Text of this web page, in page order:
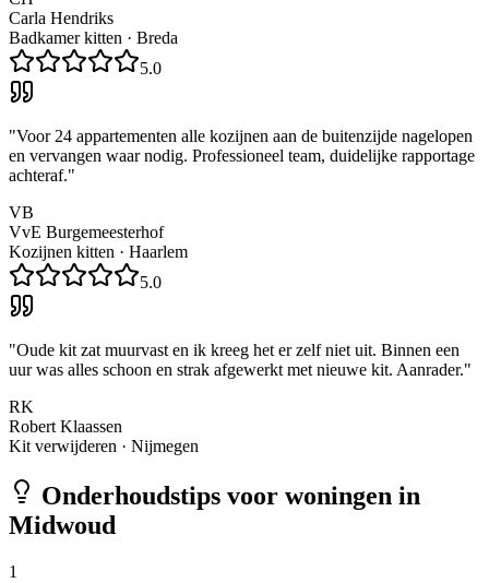
Carla Hendriks
Badkamer kitten · Breda
5.0
"Voor 24 appartementen alle kozijnen aan de buitenzijde nagelopen
en vervangen waar nodig. Professioneel team, duidelijke rapportage
achteraf."
VB
VvE Burgemeesterhof
Kozijnen kitten · Haarlem
5.0
"Oude kit zat muurvast en ik kreeg het er zelf niet uit. Binnen een
uur was alles schoon en strak afgewerkt met nieuwe kit. Aanrader."
RK
Robert Klaassen
Kit verwijderen · Nijmegen
Onderhoudstips voor woningen in
Midwoud
1